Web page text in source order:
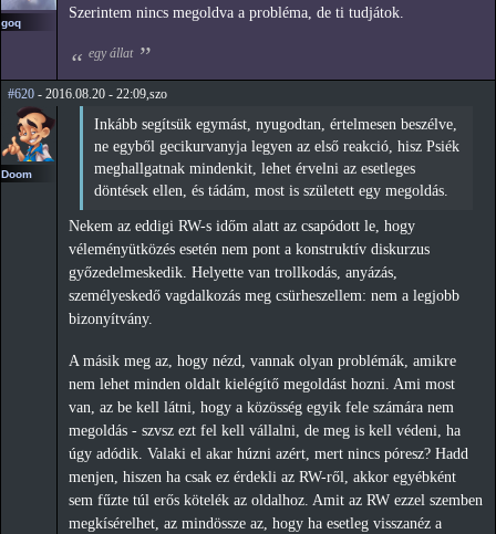
goq
Szerintem nincs megoldva a probléma, de ti tudjátok.
egy állat
#620 - 2016.08.20 - 22:09,szo
Doom
Inkább segítsük egymást, nyugodtan, értelmesen beszélve,
ne egyből gecikurvanyja legyen az első reakció, hisz Psiék
meghallgatnak mindenkit, lehet érvelni az esetleges
döntések ellen, és tádám, most is született egy megoldás.
Nekem az eddigi RW-s időm alatt az csapódott le, hogy
véleményütközés esetén nem pont a konstruktív diskurzus
győzedelmeskedik. Helyette van trollkodás, anyázás,
személyeskedő vagdalkozás meg csürheszellem: nem a legjobb
bizonyítvány.
A másik meg az, hogy nézd, vannak olyan problémák, amikre
nem lehet minden oldalt kielégítő megoldást hozni. Ami most
van, az be kell látni, hogy a közösség egyik fele számára nem
megoldás - szvsz ezt fel kell vállalni, de meg is kell védeni, ha
úgy adódik. Valaki el akar húzni azért, mert nincs póresz? Hadd
menjen, hiszen ha csak ez érdekli az RW-ről, akkor egyébként
sem fűzte túl erős kötelék az oldalhoz. Amit az RW ezzel szemben
megkísérelhet, az mindössze az, hogy ha esetleg visszanéz a